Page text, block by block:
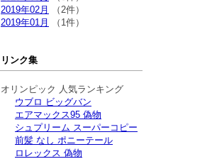
2019年02月
（2件）
2019年01月
（1件）
リンク集
オリンピック 人気ランキング
ウブロ ビッグバン
エアマックス95 偽物
シュプリーム スーパーコピー
前髪 なし ポニーテール
ロレックス 偽物